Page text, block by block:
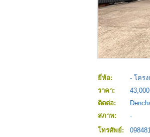
ยี่ห้อ: - โคร
ราคา:
ติดต่อ:
สภาพ:
-
โทรศัพย์: